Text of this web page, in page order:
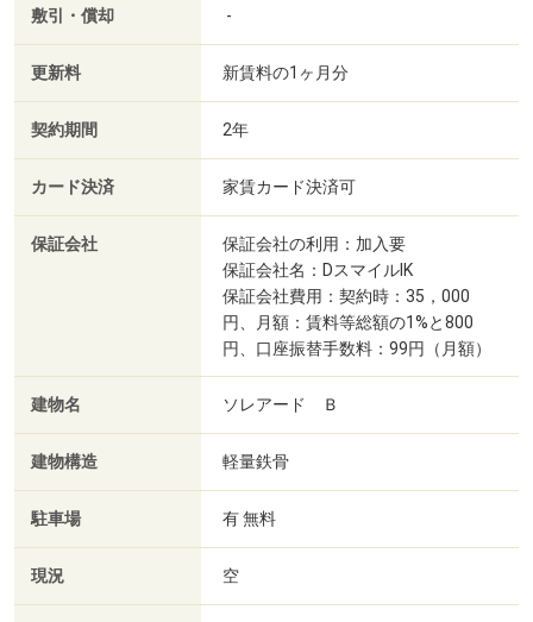
敷引・償却 -
更新料 新賃料の1ヶ月分
契約期間 2年
カード決済 家賃カード決済可
保証会社
保証会社の利用：加入要
保証会社名：DスマイルIK
保証会社費用：契約時：35，000
円、月額：賃料等総額の1%と800
円、口座振替手数料：99円（月額）
建物名 ソレアード Ｂ
建物構造 軽量鉄骨
駐車場 有 無料
現況 空